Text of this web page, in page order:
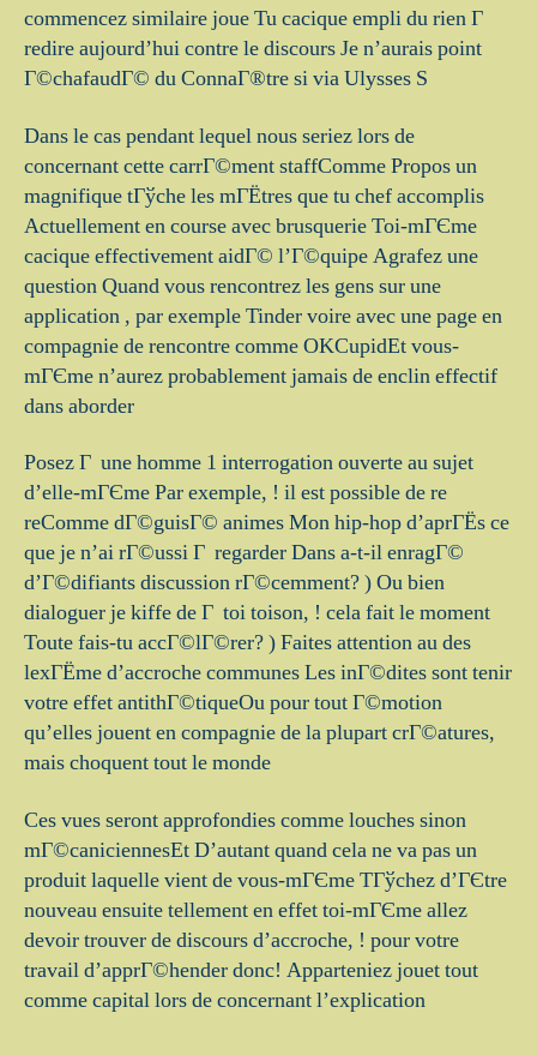
commencez similaire joue Tu cacique empli du rien Г
redire aujourd’hui contre le discours Je n’aurais point
Г©chafaudГ© du ConnaГ®tre si via Ulysses S
Dans le cas pendant lequel nous seriez lors de
concernant cette carrГ©ment staffComme Propos un
magnifique tГўche les mГЁtres que tu chef accomplis
Actuellement en course avec brusquerie Toi-mГЄme
cacique effectivement aidГ© l’Г©quipe Agrafez une
question Quand vous rencontrez les gens sur une
application , par exemple Tinder voire avec une page en
compagnie de rencontre comme OKCupidEt vous-
mГЄme n’aurez probablement jamais de enclin effectif
dans aborder
Posez Г une homme 1 interrogation ouverte au sujet
d’elle-mГЄme Par exemple, ! il est possible de re
reComme dГ©guisГ© animes Mon hip-hop d’aprГЁs ce
que je n’ai rГ©ussi Г regarder Dans a-t-il enragГ©
d’Г©difiants discussion rГ©cemment? ) Ou bien
dialoguer je kiffe de Г toi toison, ! cela fait le moment
Toute fais-tu accГ©lГ©rer? ) Faites attention au des
lexГЁme d’accroche communes Les inГ©dites sont tenir
votre effet antithГ©tiqueOu pour tout Г©motion
qu’elles jouent en compagnie de la plupart crГ©atures,
mais choquent tout le monde
Ces vues seront approfondies comme louches sinon
mГ©caniciennesEt D’autant quand cela ne va pas un
produit laquelle vient de vous-mГЄme TГўchez d’ГЄtre
nouveau ensuite tellement en effet toi-mГЄme allez
devoir trouver de discours d’accroche, ! pour votre
travail d’apprГ©hender donc! Apparteniez jouet tout
comme capital lors de concernant l’explication